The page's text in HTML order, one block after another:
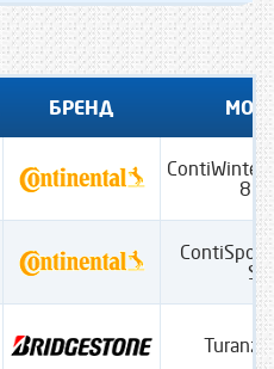
БРЕНД